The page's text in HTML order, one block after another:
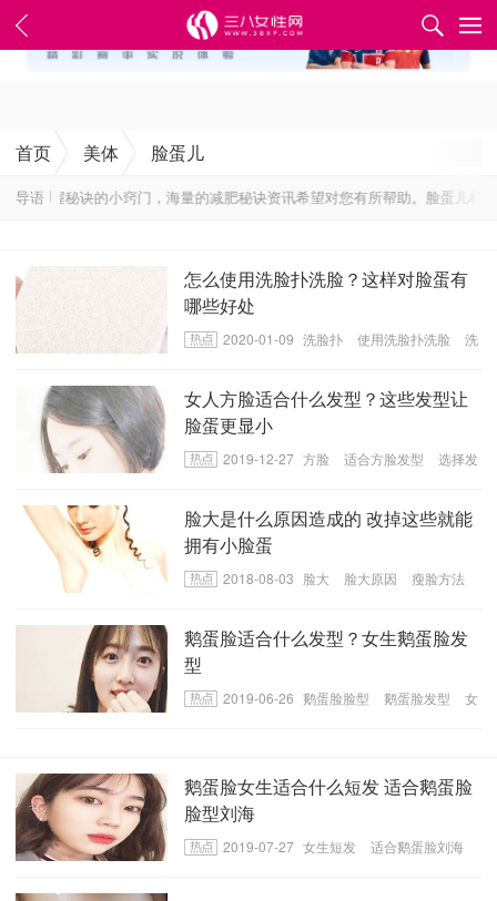
✕
首页 美体 脸蛋儿
导语
掌握秘诀的小窍门，海量的减肥秘诀资讯希望对您有所帮助。脸蛋儿栏
怎么使用洗脸扑洗脸？这样对脸蛋有
哪些好处
2020-01-09 洗脸扑 使用洗脸扑洗脸
洗
女人方脸适合什么发型？这些发型让
脸蛋更显小
2019-12-27 方脸 适合方脸发型
选择发
脸大是什么原因造成的 改掉这些就能
拥有小脸蛋
2018-08-03 脸大 脸大原因 瘦脸方法
鹅蛋脸适合什么发型？女生鹅蛋脸发
型
2019-06-26 鹅蛋脸脸型 鹅蛋脸发型
女
鹅蛋脸女生适合什么短发 适合鹅蛋脸
脸型刘海
2019-07-27 女生短发
适合鹅蛋脸刘海